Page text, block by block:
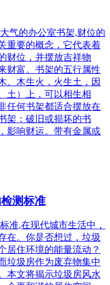
气的办公室书架,财位的
重要的概念，它代表着
财位，并摆放吉祥物
财富。书架的五行属性
。木生火，火生土，因
土）上，可以相生相
任何书架都适合摆放在
架：破旧或损坏的书
影响财运。带有金属或
测标准
准,在现代城市生活中，
在。你是否想过，垃圾
居住环境的能量流动？
垃圾房作为废弃物集中
本文将揭示垃圾房风水